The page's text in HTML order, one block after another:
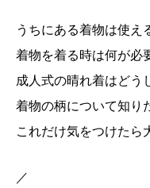
うちにある着物は使え
着物を着る時は何が必
成人式の晴れ着はどう
着物の柄について知り
これだけ気をつけたら
／